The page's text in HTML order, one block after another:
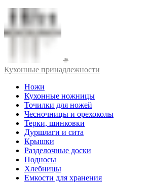
Кухонные принадлежности
Ножи
Кухонные ножницы
Точилки для ножей
Чесночницы и орехоколы
Терки, шинковки
Дуршлаги и сита
Крышки
Разделочные доски
Подносы
Хлебницы
Емкости для хранения